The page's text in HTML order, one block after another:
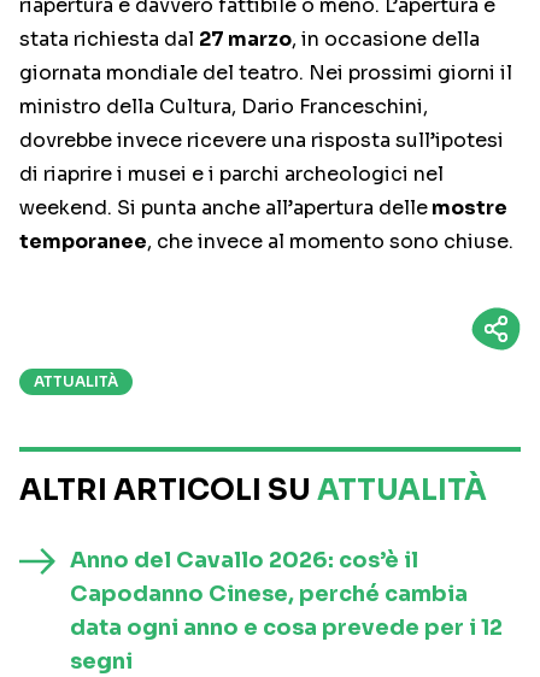
riapertura è davvero fattibile o meno. L’apertura è
stata richiesta dal 27 marzo, in occasione della
giornata mondiale del teatro. Nei prossimi giorni il
ministro della Cultura, Dario Franceschini,
dovrebbe invece ricevere una risposta sull’ipotesi
di riaprire i musei e i parchi archeologici nel
weekend. Si punta anche all’apertura dellemostre
temporanee, che invece al momento sono chiuse.
ATTUALITÀ
ALTRI ARTICOLI SU ATTUALITÀ
Anno del Cavallo 2026: cos’è il
Capodanno Cinese, perché cambia
data ogni anno e cosa prevede per i 12
segni